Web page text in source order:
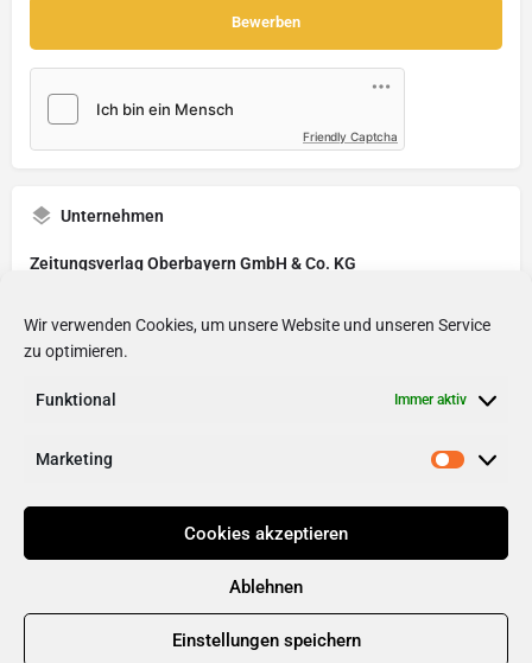
Wir verwenden Cookies, um unsere Website und unseren Service
zu optimieren.
Funktional Immer aktiv
Marketing
Cookies akzeptieren
Ablehnen
Einstellungen speichern
Friendly Captcha
Unternehmen
Zeitungsverlag Oberbayern GmbH & Co. KG
Beschäftigungsart
Studentenpraktikum